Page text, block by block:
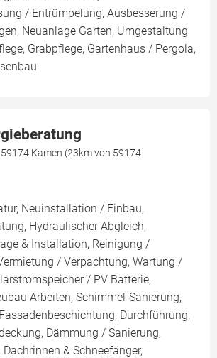
/ Entrümpelung, Ausbesserung /
Neuanlage Garten, Umgestaltung
Grabpflege, Gartenhaus / Pergola,
Kamen (23km von 59174
Neuinstallation / Einbau,
Hydraulischer Abgleich,
& Installation, Reinigung /
/ Verpachtung, Wartung /
/ PV Batterie,
Arbeiten, Schimmel-Sanierung,
Durchführung,
Dämmung / Sanierung,
& Schneefänger,